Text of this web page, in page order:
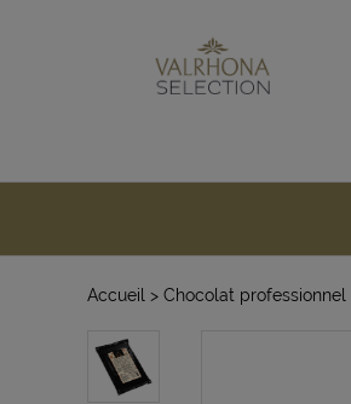
Accueil > Chocolat professionnel